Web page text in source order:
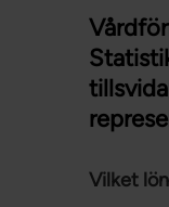
Vilket